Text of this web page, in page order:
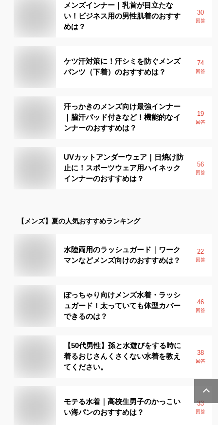
メンズインナー｜乳首が目立たな
い！ビジネス用の男性肌着のおすす
めは？
30
回答
ケツ汗対策に！汗シミを防ぐメンズ
パンツ（下着）のおすすめは？
74
回答
汗っかきのメンズ向け最強インナー
｜脇汗パッド付きなど！機能的なイ
ンナーのおすすめは？
19
回答
UVカットアンダーウェア｜日焼け防
止に！スポーツウェア用ハイネック
インナーのおすすめは？
56
回答
【メンズ】 夏の人気おすすめランキング
水陸両用のラッシュガード｜ワーク
マンなどメンズ向けのおすすめは？
22
回答
ぽっちゃり向けメンズ水着・ラッシ
ュガード！太っていても体型カバー
できるのは？
46
回答
【50代男性】孫と水遊びをする時に
着るおじさんくさくない水着を教え
てください。
38
回答
モテる水着｜高校生男子のかっこい
い海パンのおすすめは？
33
回答